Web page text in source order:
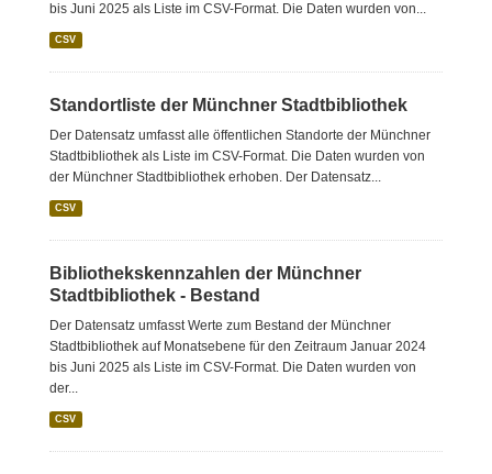
bis Juni 2025 als Liste im CSV-Format. Die Daten wurden von...
CSV
Standortliste der Münchner Stadtbibliothek
Der Datensatz umfasst alle öffentlichen Standorte der Münchner
Stadtbibliothek als Liste im CSV-Format. Die Daten wurden von
der Münchner Stadtbibliothek erhoben. Der Datensatz...
CSV
Bibliothekskennzahlen der Münchner
Stadtbibliothek - Bestand
Der Datensatz umfasst Werte zum Bestand der Münchner
Stadtbibliothek auf Monatsebene für den Zeitraum Januar 2024
bis Juni 2025 als Liste im CSV-Format. Die Daten wurden von
der...
CSV